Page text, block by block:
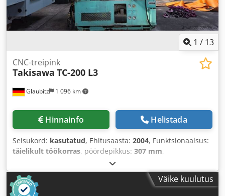
1 / 13
Glaubitz 1 096 km
CNC-treipink
Takisawa TC-200 L3
Hinnainfo Helistada
Seisukord: kasutatud, Ehitusaasta: 2004, Funktsionaalsus:
täielikult töökorras, pöördepikkus: 307 mm,
, spindli ava:
liikumisteekond:185 mm, Z-telje liikumisteekond:370 mm,
Väike kuulutus